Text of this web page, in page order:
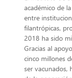
académico de
entre
filantrópicas,
2018 ha sido
Gracias al
cinco millones
ser vacunados,